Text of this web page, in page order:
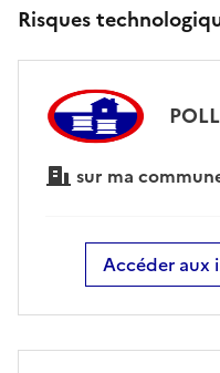
Risques
sur ma
Accéder aux